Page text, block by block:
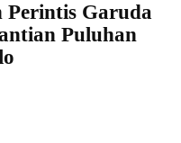
Perintis Garuda
Puluhan